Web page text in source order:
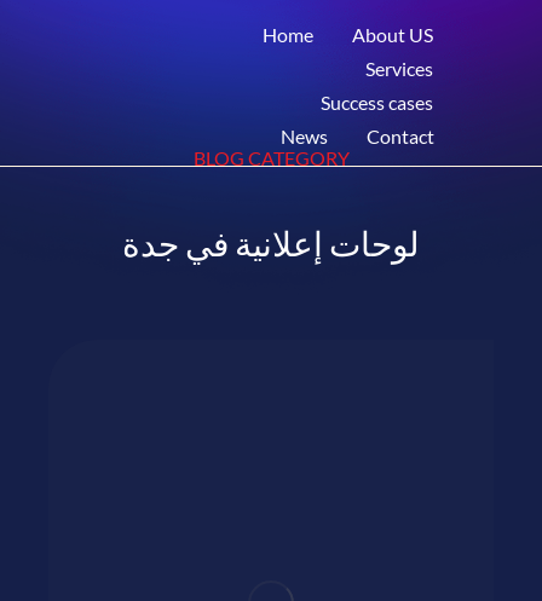
Home
About US
Services
Success cases
News
Contact
BLOG CATEGORY
لوحات إعلانية في جدة